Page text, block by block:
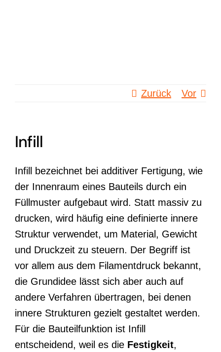
Zurück Vor
Infill
Infill bezeichnet bei additiver Fertigung, wie
der Innenraum eines Bauteils durch ein
Füllmuster aufgebaut wird. Statt massiv zu
drucken, wird häufig eine definierte innere
Struktur verwendet, um Material, Gewicht
und Druckzeit zu steuern. Der Begriff ist
vor allem aus dem Filamentdruck bekannt,
die Grundidee lässt sich aber auch auf
andere Verfahren übertragen, bei denen
innere Strukturen gezielt gestaltet werden.
Für die Bauteilfunktion ist Infill
entscheidend, weil es die Festigkeit,